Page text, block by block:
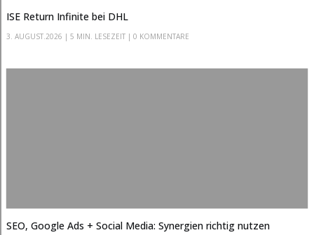
ISE Return Infinite bei DHL
3. AUGUST.2026 | 5 MIN. LESEZEIT| 0 KOMMENTARE
SEO, Google Ads + Social Media: Synergien richtig nutzen